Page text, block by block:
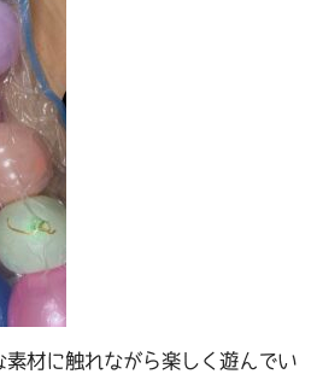
素材に触れながら楽しく遊んでい